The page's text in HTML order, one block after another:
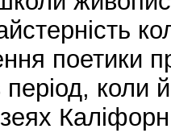
поетики
коли